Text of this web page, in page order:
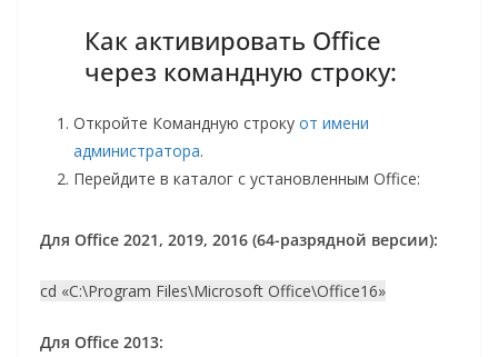
Как активировать Office
через командную строку:
Откройте Командную строку от имени
администратора.
Перейдите в каталог с установленным Office:
Для Office 2021, 2019, 2016 (64-разрядной версии):
cd «C:\Program Files\Microsoft Office\Office16»
Для Office 2013: